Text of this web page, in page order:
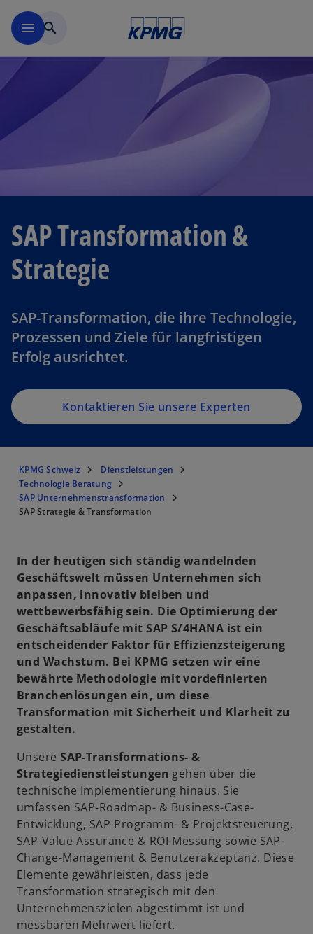
menu search
SAP Transformation &
Strategie
SAP-Transformation, die ihre Technologie,
Prozessen und Ziele für langfristigen
Erfolg ausrichtet.
Kontaktieren Sie unsere Experten
KPMG Schweiz
Dienstleistungen
Technologie Beratung
SAP Unternehmenstransformation
SAP Strategie & Transformation
In der heutigen sich ständig wandelnden
Geschäftswelt müssen Unternehmen sich
anpassen, innovativ bleiben und
wettbewerbsfähig sein. Die Optimierung der
Geschäftsabläufe mit SAP S/4HANA ist ein
entscheidender Faktor für Effizienzsteigerung
und Wachstum. Bei KPMG setzen wir eine
bewährte Methodologie mit vordefinierten
Branchenlösungen ein, um diese
Transformation mit Sicherheit und Klarheit zu
gestalten.
UnsereSAP-Transformations- &
Strategiedienstleistungen gehen über die
technische Implementierung hinaus. Sie
umfassen SAP-Roadmap- & Business-Case-
Entwicklung, SAP-Programm- & Projektsteuerung,
SAP-Value-Assurance & ROI-Messung sowie SAP-
Change-Management & Benutzerakzeptanz. Diese
Elemente gewährleisten, dass jede
Transformation strategisch mit den
Unternehmenszielen abgestimmt ist und
messbaren Mehrwert liefert.